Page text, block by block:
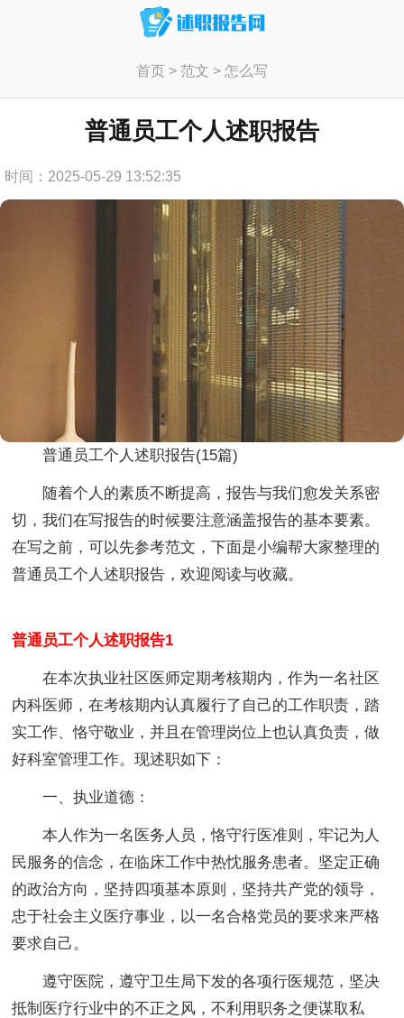
首页> 范文 > 怎么写
普通员工个人述职报告
时间：2025-05-29 13:52:35
普通员工个人述职报告(15篇)
随着个人的素质不断提高，报告与我们愈发关系密
切，我们在写报告的时候要注意涵盖报告的基本要素。
在写之前，可以先参考范文，下面是小编帮大家整理的
普通员工个人述职报告，欢迎阅读与收藏。
普通员工个人述职报告1
在本次执业社区医师定期考核期内，作为一名社区
内科医师，在考核期内认真履行了自己的工作职责，踏
实工作、恪守敬业，并且在管理岗位上也认真负责，做
好科室管理工作。现述职如下：
一、执业道德：
本人作为一名医务人员，恪守行医准则，牢记为人
民服务的信念，在临床工作中热忱服务患者。坚定正确
的政治方向，坚持四项基本原则，坚持共产党的领导，
忠于社会主义医疗事业，以一名合格党员的要求来严格
要求自己。
遵守医院，遵守卫生局下发的各项行医规范，坚决
抵制医疗行业中的不正之风，不利用职务之便谋取私